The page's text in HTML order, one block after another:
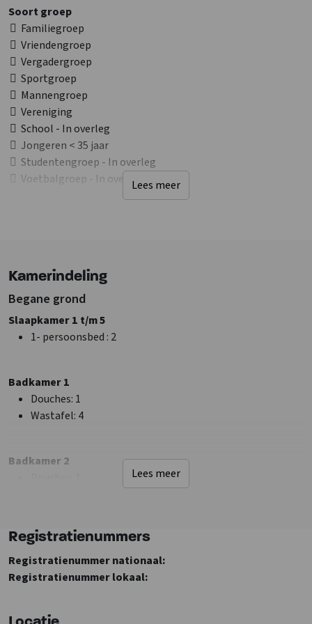
Op vakantiepark
Landelijk
Bij zee
Bij recreatiewater
Vrij gelegen accommodatie
Faciliteiten (Buiten)
Terras
Terras overdekt
Barbecueën toegestaan
Sanitair
Douches
Wastafel: 3
Toiletten: 3
Soort groep
Familiegroep
Vriendengroep
Vergadergroep
Sportgroep
Mannengroep
Vereniging
School - In overleg
Jongeren < 35 jaar
Studentengroep - In overleg
Voetbalgroep - In overleg
Jongeren < 25 jaar - In overleg
Lees meer
Kamerindeling
Begane grond
Slaapkamer 1 t/m 5
1- persoonsbed : 2
Badkamer 1
Douches: 1
Wastafel: 4
Badkamer 2
Lees meer
Registratienummers
Registratienummer nationaal:
Registratienummer lokaal: